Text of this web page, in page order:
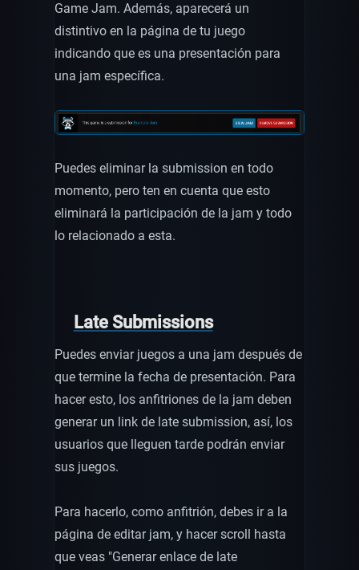
Game Jam. Además, aparecerá un
distintivo en la página de tu juego
indicando que es una presentación para
una jam específica.
Puedes eliminar la submission en todo
momento, pero ten en cuenta que esto
eliminará la participación de la jam y todo
lo relacionado a esta.
Late Submissions
Puedes enviar juegos a una jam después de
que termine la fecha de presentación. Para
hacer esto, los anfitriones de la jam deben
generar un link de late submission, así, los
usuarios que lleguen tarde podrán enviar
sus juegos.
Para hacerlo, como anfitrión, debes ir a la
página de editar jam, y hacer scroll hasta
que veas "Generar enlace de late